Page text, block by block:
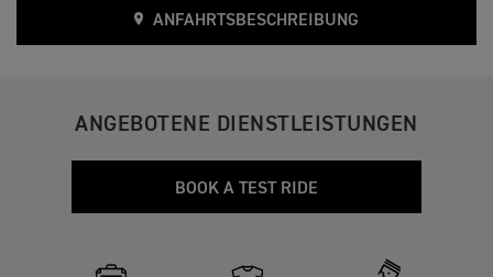
ANFAHRTSBESCHREIBUNG
ANGEBOTENE DIENSTLEISTUNGEN
BOOK A TEST RIDE